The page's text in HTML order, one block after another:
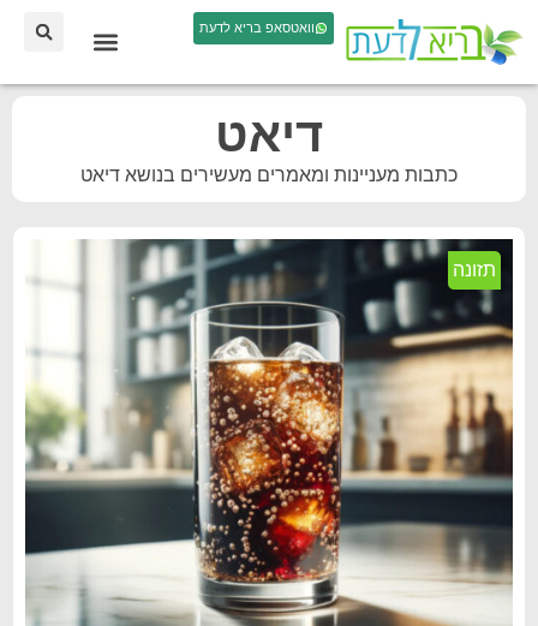
וואטסאפ בריא לדעת
דיאט
כתבות מעניינות ומאמרים מעשירים בנושא דיאט
תזונה